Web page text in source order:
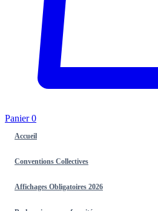
Panier0
Accueil
Conventions Collectives
Affichages Obligatoires 2026